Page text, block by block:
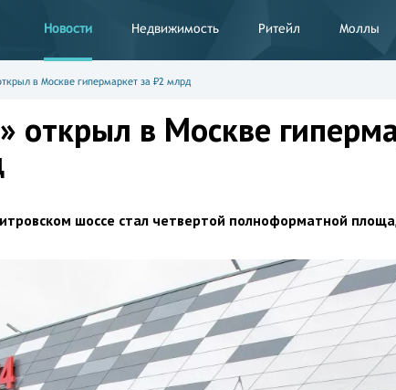
Новости Недвижимость Ритейл Моллы
в Москве гипермаркет за ₽2 млрд
открыл в Москве
шоссе стал четвертой полноформатной